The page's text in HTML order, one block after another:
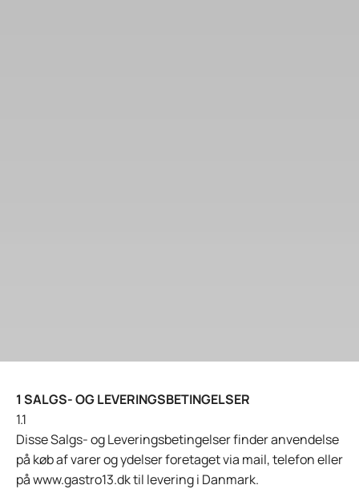
1 SALGS- OG LEVERINGSBETINGELSER
1.1
Disse Salgs- og Leveringsbetingelser finder anvendelse
på køb af varer og ydelser foretaget via mail, telefon eller
på www.gastro13.dk til levering i Danmark.